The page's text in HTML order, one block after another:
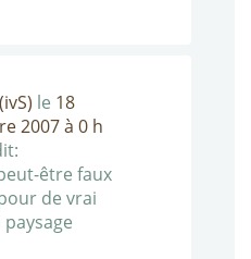
le 18
2007 à 0 h
être faux
de vrai